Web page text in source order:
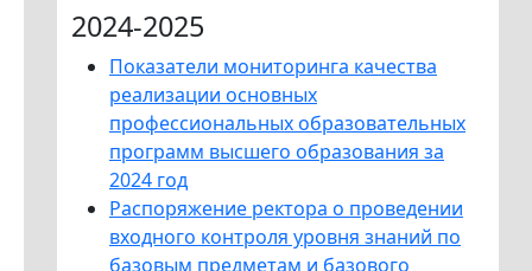
2024-2025
Показатели мониторинга качества
реализации основных
профессиональных образовательных
программ высшего образования за
2024 год
Распоряжение ректора о проведении
входного контроля уровня знаний по
базовым предметам и базового